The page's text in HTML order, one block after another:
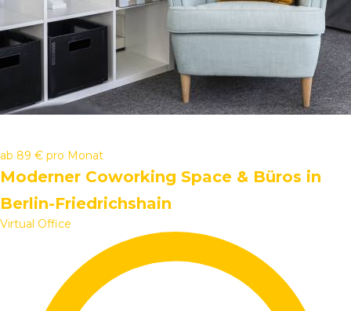
ab 89 € pro Monat
Moderner Coworking Space & Büros in
Berlin-Friedrichshain
Virtual Office